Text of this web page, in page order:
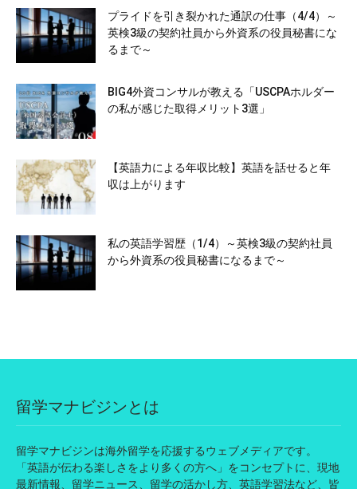
プライドを引き裂かれた通訳の仕事（4/4）～
英検3級の契約社員から外資系の役員秘書にな
るまで～
BIG4外資コンサルが教える「USCPAホルダー
の私が感じた取得メリット3選」
【英語力による年収比較】英語を話せると年
収は上がります
私の英語学習歴（1/4）～英検3級の契約社員
から外資系の役員秘書になるまで～
留学マナビジンとは
留学マナビジンは海外留学を応援するウェブメディアです。
「英語が伝わる楽しさをより多くの方へ」をコンセプトに、現地
最新情報、留学ニュース、留学の活かし方、英語学習法など、皆